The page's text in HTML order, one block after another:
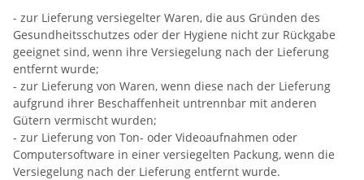
- zur Lieferung versiegelter Waren, die aus Gründen des
Gesundheitsschutzes oder der Hygiene nicht zur Rückgabe
geeignet sind, wenn ihre Versiegelung nach der Lieferung
entfernt wurde;
- zur Lieferung von Waren, wenn diese nach der Lieferung
aufgrund ihrer Beschaffenheit untrennbar mit anderen
Gütern vermischt wurden;
- zur Lieferung von Ton- oder Videoaufnahmen oder
Computersoftware in einer versiegelten Packung, wenn die
Versiegelung nach der Lieferung entfernt wurde.